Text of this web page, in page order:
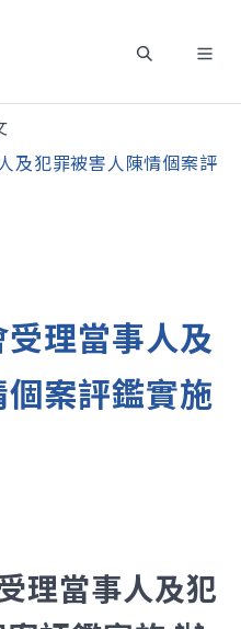
及犯罪被害人陳情個案評
理當事人及
案評鑑實施
理當事人及犯